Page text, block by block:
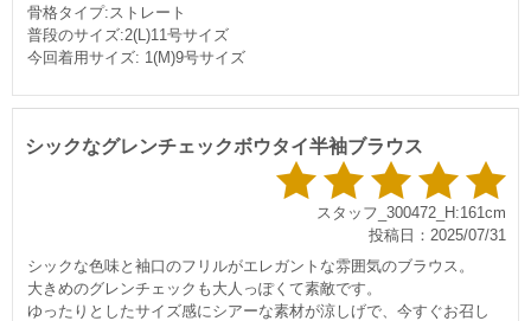
骨格タイプ:ストレート
普段のサイズ:2(L)11号サイズ
今回着用サイズ: 1(M)9号サイズ
シックなグレンチェックボウタイ半袖ブラウス
スタッフ_300472_H:161cm
投稿日：2025/07/31
シックな色味と袖口のフリルがエレガントな雰囲気のブラウス。
大きめのグレンチェックも大人っぽくて素敵です。
ゆったりとしたサイズ感にシアーな素材が涼しげで、今すぐお召し